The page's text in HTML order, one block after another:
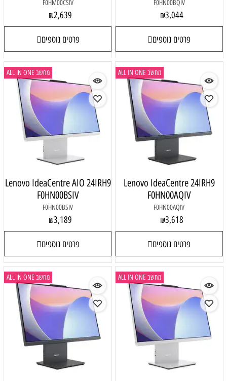
F0HN00BQIV
₪3,044
פרטים נוספים
F0HM00CSIV
₪2,639
פרטים נוספים
מחשב ALL IN ONE
Lenovo IdeaCentre 24IRH9
F0HN00AQIV
F0HN00AQIV
₪3,618
פרטים נוספים
מחשב ALL IN ONE
Lenovo IdeaCentre AIO 24IRH9
F0HN00BSIV
F0HN00BSIV
₪3,189
פרטים נוספים
מחשב ALL IN ONE מחשב ALL IN ONE